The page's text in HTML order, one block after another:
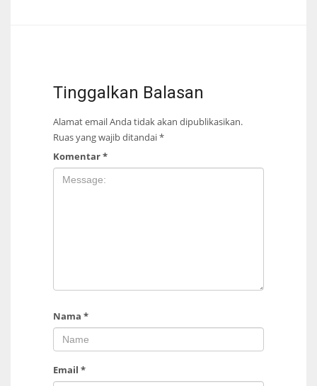
Tinggalkan Balasan
Alamat email Anda tidak akan dipublikasikan.
Ruas yang wajib ditandai*
Komentar*
Nama *
Email *